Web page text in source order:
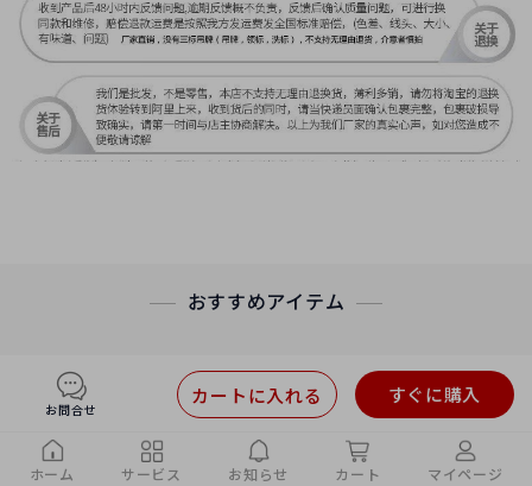
おすすめアイテム
お問合せ
すぐに購入
カートに入れる
ホーム サービス お知らせ カート マイページ